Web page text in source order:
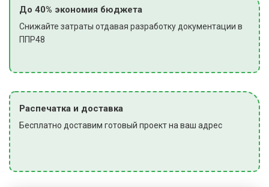
До 40% экономия бюджета
Снижайте затраты отдавая разработку документации в
ППР48
Распечатка и доставка
Бесплатно доставим готовый проект на ваш адрес